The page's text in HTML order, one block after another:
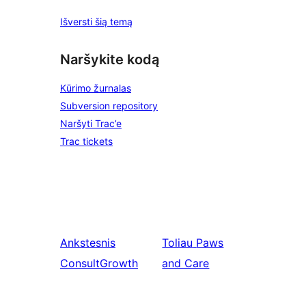
Išversti šią temą
Naršykite kodą
Kūrimo žurnalas
Subversion repository
Naršyti Trac’e
Trac tickets
Ankstesnis
ConsultGrowth
Toliau Paws
and Care